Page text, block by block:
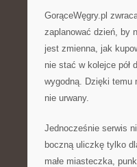
GorąceWęgry.pl
zaplanować dzień, by
jest zmienna, jak
nie stać w kolejce pół
wygodną. Dzięki temu
nie urwany.
Jednocześnie serwis
boczną uliczkę tylko
małe miasteczka,